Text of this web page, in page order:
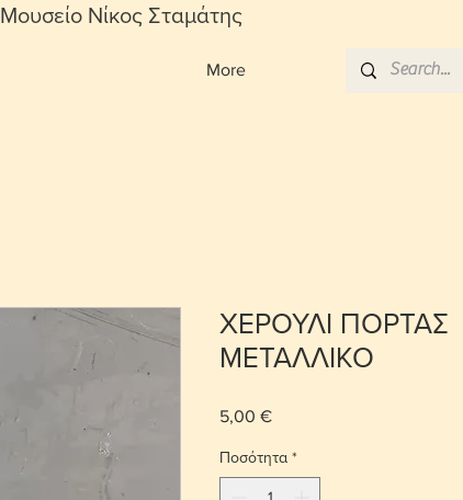
More
Μουσείο Νίκος Σταμάτης
ΧΕΡΟΥΛΙ ΠΟΡΤΑΣ
ΜΕΤΑΛΛΙΚΟ
5,00 €Τιμή
Ποσότητα *